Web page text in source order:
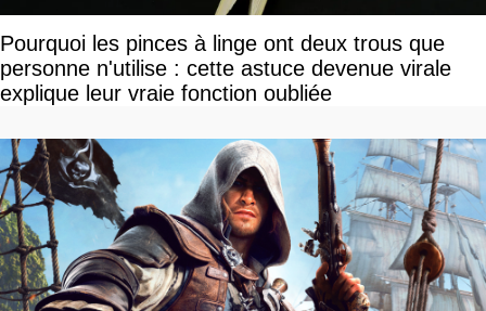
Pourquoi les pinces à linge ont deux trous que
personne n'utilise : cette astuce devenue virale
explique leur vraie fonction oubliée